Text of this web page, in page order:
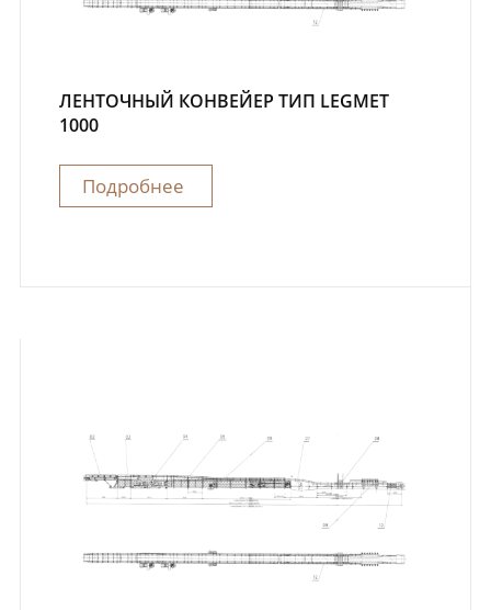
ЛЕНТОЧНЫЙ КОНВЕЙЕР ТИП LEGMET
1000
Подробнее